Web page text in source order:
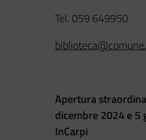
Tel. 059 649950
Apertura
dicembre 2024 e 5
InCarpi